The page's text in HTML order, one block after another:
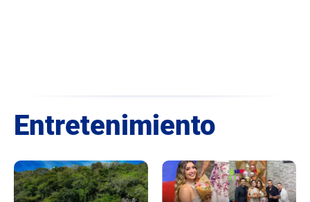
Entretenimiento